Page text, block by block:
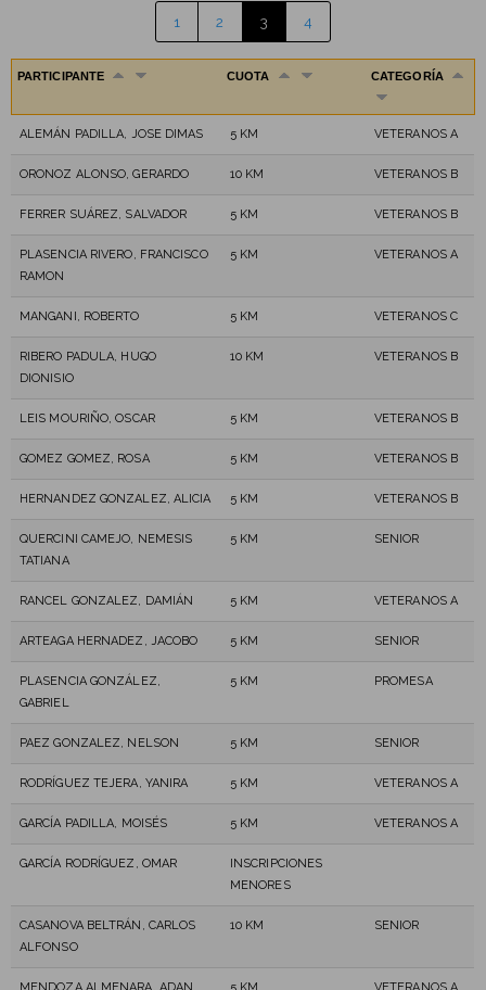
1 2 3 4
PARTICIPANTE CUOTA CATEGORÍA
ALEMÁN PADILLA, JOSE DIMAS 5 KM VETERANOS A
ORONOZ ALONSO, GERARDO 10 KM VETERANOS B
FERRER SUÁREZ, SALVADOR 5 KM VETERANOS B
PLASENCIA RIVERO, FRANCISCO
RAMON
5 KM VETERANOS A
MANGANI, ROBERTO 5 KM VETERANOS C
RIBERO PADULA, HUGO
DIONISIO
10 KM VETERANOS B
LEIS MOURIÑO, OSCAR 5 KM VETERANOS B
GOMEZ GOMEZ, ROSA 5 KM VETERANOS B
HERNANDEZ GONZALEZ, ALICIA 5 KM VETERANOS B
QUERCINI CAMEJO, NEMESIS
TATIANA
5 KM SENIOR
RANCEL GONZALEZ, DAMIÁN 5 KM VETERANOS A
ARTEAGA HERNADEZ, JACOBO 5 KM SENIOR
PLASENCIA GONZÁLEZ,
GABRIEL
5 KM PROMESA
PAEZ GONZALEZ, NELSON 5 KM SENIOR
RODRÍGUEZ TEJERA, YANIRA 5 KM VETERANOS A
GARCÍA PADILLA, MOISÉS 5 KM VETERANOS A
GARCÍA RODRÍGUEZ, OMAR
INSCRIPCIONES
MENORES
CASANOVA BELTRÁN, CARLOS
ALFONSO
10 KM SENIOR